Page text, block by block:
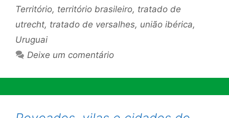
Território, território brasileiro, tratado de
utrecht, tratado de versalhes, união ibérica,
Uruguai
Deixe um comentário